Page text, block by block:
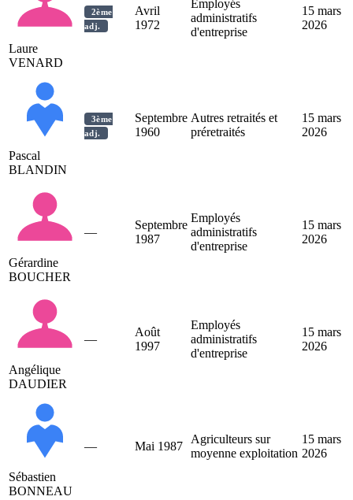
Laure
VENARD
2ème
adj.
Avril
1972
Employés
administratifs
d'entreprise
15 mars
2026
Pascal
BLANDIN
3ème
adj.
Septembre
1960
Autres retraités et
préretraités
15 mars
2026
Gérardine
BOUCHER
—
Septembre
1987
Employés
administratifs
d'entreprise
15 mars
2026
Angélique
DAUDIER
—
Août
1997
Employés
administratifs
d'entreprise
15 mars
2026
Sébastien
BONNEAU
— Mai 1987
Agriculteurs sur
moyenne exploitation
15 mars
2026